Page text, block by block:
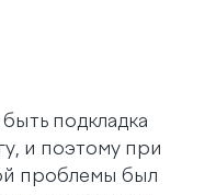
подкладка
и поэтому при
проблемы был